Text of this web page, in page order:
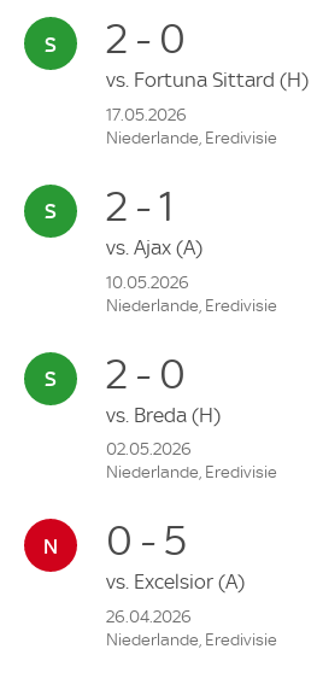
2 - 0
vs. Fortuna Sittard (H)
17.05.2026
Niederlande, Eredivisie
2 - 1
vs. Ajax (A)
10.05.2026
Niederlande, Eredivisie
2 - 0
vs. Breda (H)
02.05.2026
Niederlande, Eredivisie
0 - 5
vs. Excelsior (A)
26.04.2026
Niederlande, Eredivisie